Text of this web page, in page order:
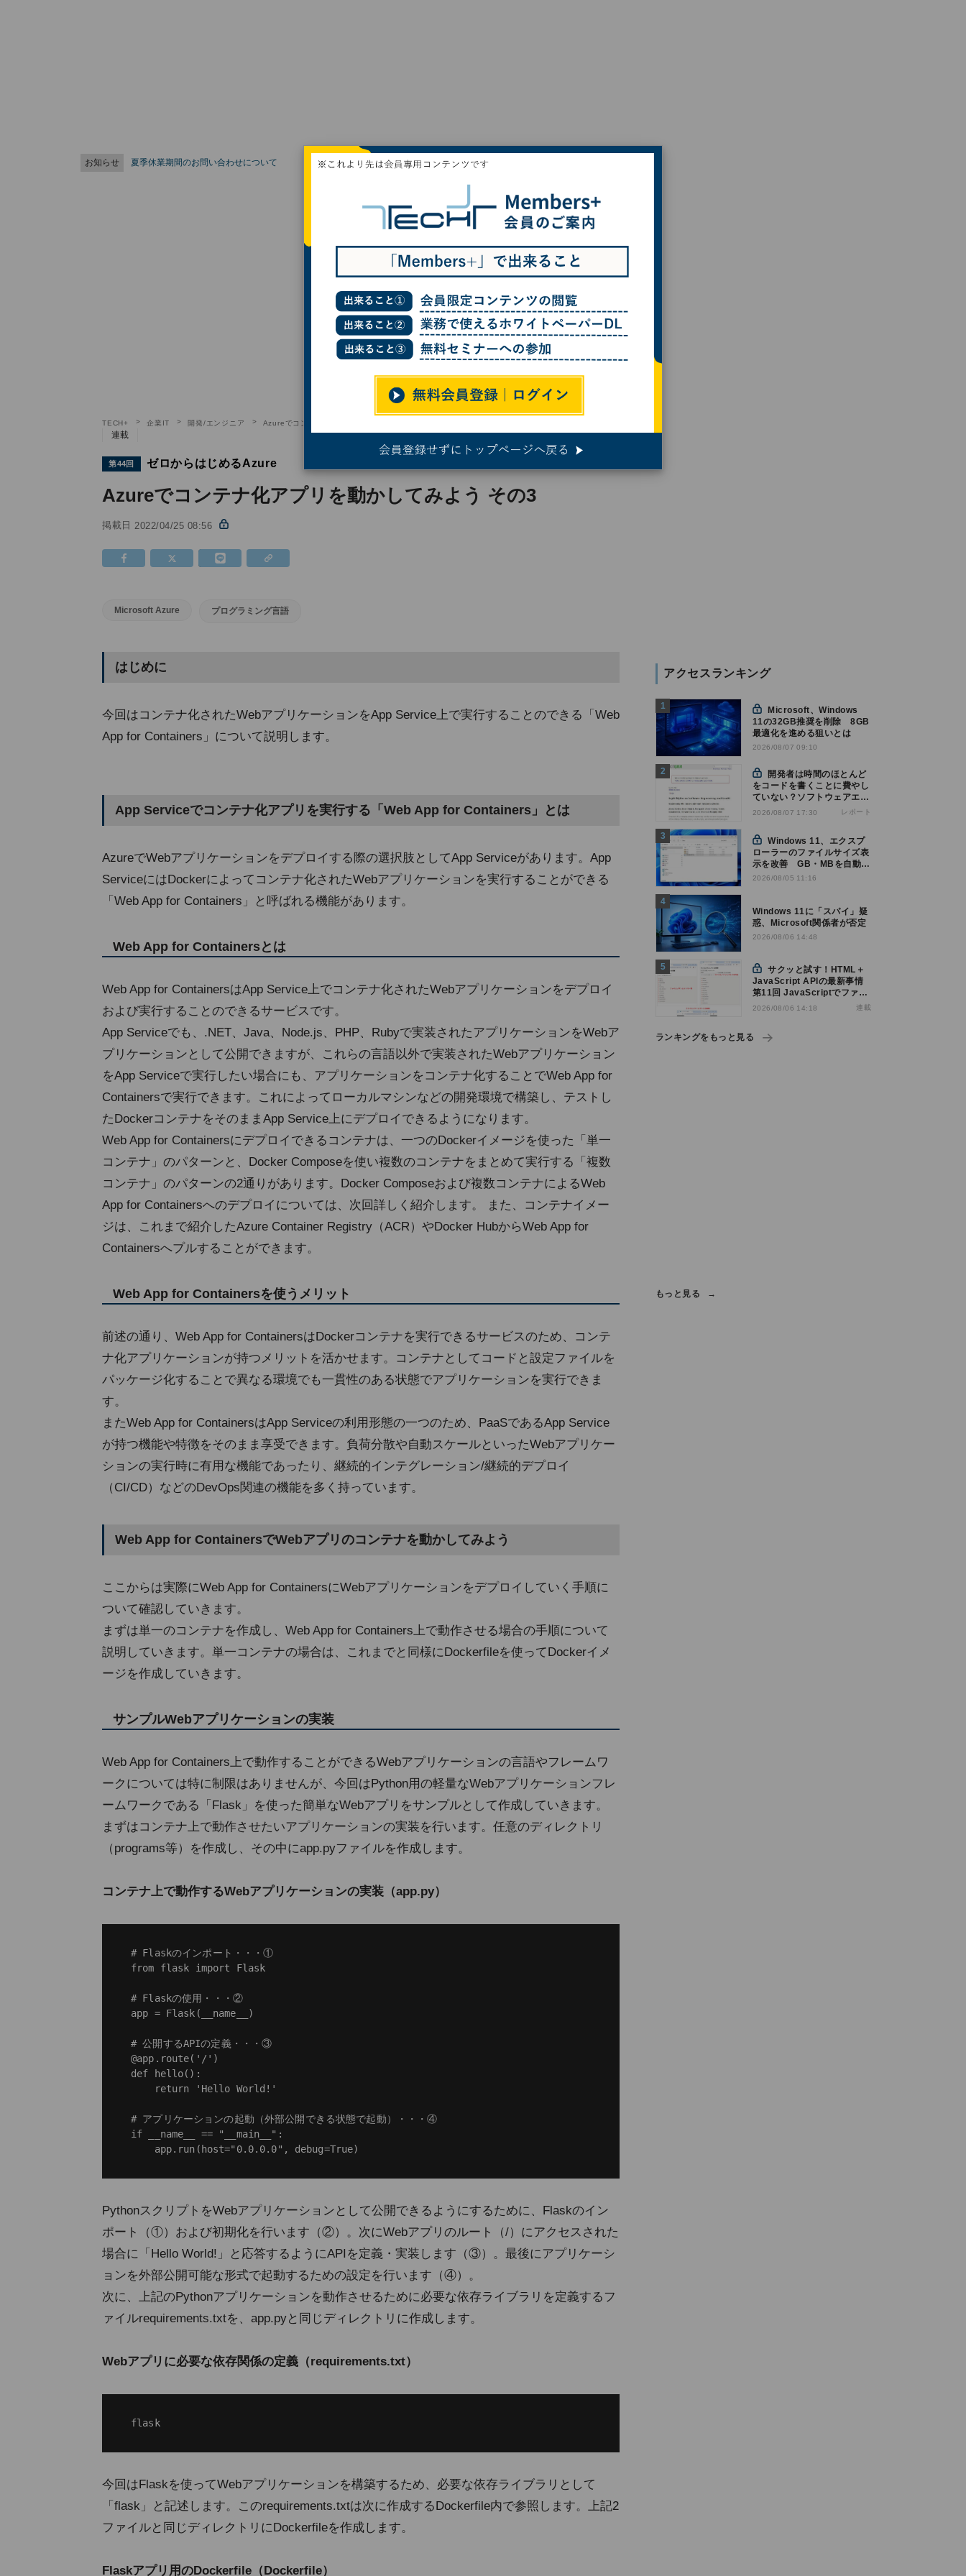
お知らせ 夏季休業期間のお問い合わせについて
TECH+ 企業IT 開発/エンジニア Azureでコンテナ化アプリを動かしてみよう その3
連載
第44回 ゼロからはじめるAzure
Azureでコンテナ化アプリを動かしてみよう その3
掲載日 2022/04/25 08:56
Microsoft Azure プログラミング言語
はじめに
今回はコンテナ化されたWebアプリケーションをApp Service上で実行することのできる「Web
App for Containers」について説明します。
App Serviceでコンテナ化アプリを実行する「Web App for Containers」とは
AzureでWebアプリケーションをデプロイする際の選択肢としてApp Serviceがあります。App
ServiceにはDockerによってコンテナ化されたWebアプリケーションを実行することができる
「Web App for Containers」と呼ばれる機能があります。
Web App for Containersとは
Web App for ContainersはApp Service上でコンテナ化されたWebアプリケーションをデプロイ
および実行することのできるサービスです。
App Serviceでも、.NET、Java、Node.js、PHP、Rubyで実装されたアプリケーションをWebア
プリケーションとして公開できますが、これらの言語以外で実装されたWebアプリケーション
をApp Serviceで実行したい場合にも、アプリケーションをコンテナ化することでWeb App for
Containersで実行できます。これによってローカルマシンなどの開発環境で構築し、テストし
たDockerコンテナをそのままApp Service上にデプロイできるようになります。
Web App for Containersにデプロイできるコンテナは、一つのDockerイメージを使った「単一
コンテナ」のパターンと、Docker Composeを使い複数のコンテナをまとめて実行する「複数
コンテナ」のパターンの2通りがあります。Docker Composeおよび複数コンテナによるWeb
App for Containersへのデプロイについては、次回詳しく紹介します。 また、コンテナイメー
ジは、これまで紹介したAzure Container Registry（ACR）やDocker HubからWeb App for
Containersへプルすることができます。
Web App for Containersを使うメリット
前述の通り、Web App for ContainersはDockerコンテナを実行できるサービスのため、コンテ
ナ化アプリケーションが持つメリットを活かせます。コンテナとしてコードと設定ファイルを
パッケージ化することで異なる環境でも一貫性のある状態でアプリケーションを実行できま
す。
またWeb App for ContainersはApp Serviceの利用形態の一つのため、PaaSであるApp Service
が持つ機能や特徴をそのまま享受できます。負荷分散や自動スケールといったWebアプリケー
ションの実行時に有用な機能であったり、継続的インテグレーション/継続的デプロイ
（CI/CD）などのDevOps関連の機能を多く持っています。
Web App for ContainersでWebアプリのコンテナを動かしてみよう
ここからは実際にWeb App for ContainersにWebアプリケーションをデプロイしていく手順に
ついて確認していきます。
まずは単一のコンテナを作成し、Web App for Containers上で動作させる場合の手順について
説明していきます。単一コンテナの場合は、これまでと同様にDockerfileを使ってDockerイメ
ージを作成していきます。
サンプルWebアプリケーションの実装
Web App for Containers上で動作することができるWebアプリケーションの言語やフレームワ
ークについては特に制限はありませんが、今回はPython用の軽量なWebアプリケーションフレ
ームワークである「Flask」を使った簡単なWebアプリをサンプルとして作成していきます。
まずはコンテナ上で動作させたいアプリケーションの実装を行います。任意のディレクトリ
（programs等）を作成し、その中にapp.pyファイルを作成します。
コンテナ上で動作するWebアプリケーションの実装（app.py）
# Flaskのインポート・・・①
from flask import Flask
# Flaskの使用・・・②
app = Flask(__name__)
# 公開するAPIの定義・・・③
@app.route('/')
def hello():
    return 'Hello World!'
# アプリケーションの起動（外部公開できる状態で起動）・・・④
if __name__ == "__main__":
PythonスクリプトをWebアプリケーションとして公開できるようにするために、Flaskのイン
ポート（①）および初期化を行います（②）。次にWebアプリのルート（/）にアクセスされた
場合に「Hello World!」と応答するようにAPIを定義・実装します（③）。最後にアプリケーシ
ョンを外部公開可能な形式で起動するための設定を行います（④）。
次に、上記のPythonアプリケーションを動作させるために必要な依存ライブラリを定義するフ
ァイルrequirements.txtを、app.pyと同じディレクトリに作成します。
Webアプリに必要な依存関係の定義（requirements.txt）
flask
今回はFlaskを使ってWebアプリケーションを構築するため、必要な依存ライブラリとして
「flask」と記述します。このrequirements.txtは次に作成するDockerfile内で参照します。上記2
ファイルと同じディレクトリにDockerfileを作成します。
Flaskアプリ用のDockerfile（Dockerfile）
アクセスランキング
11の32GB推奨を削除 8GB
最適化を進める狙いとは
2026/08/07 09:10
をコードを書くことに費やし
ていない？ソフトウェアエン
ジニアリングにおけるAIの8
2026/08/07 17:30 レポート
Windows 11、エクスプ
ローラーのファイルサイズ表
示を改善 GB・MBを自動表
示へ
2026/08/05 11:16
Windows 11に「スパイ」疑
惑、Microsoft関係者が否定
2026/08/06 14:48
サクッと試す！HTML＋
JavaScript APIの最新事情
第11回 JavaScriptでファイ
ル管理！Origin Private File
2026/08/06 14:18 連載
ランキングをもっと見る
もっと見る